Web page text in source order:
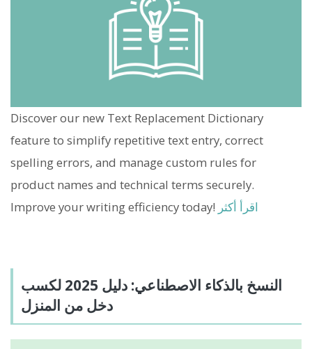
Discover our new Text Replacement Dictionary
feature to simplify repetitive text entry, correct
spelling errors, and manage custom rules for
product names and technical terms securely.
Improve your writing efficiency today! اقرأ أكثر
النسخ بالذكاء الاصطناعي: دليل 2025 لكسب
دخل من المنزل